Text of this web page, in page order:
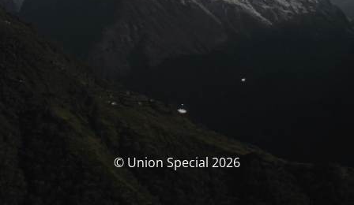
© Union Special 2026